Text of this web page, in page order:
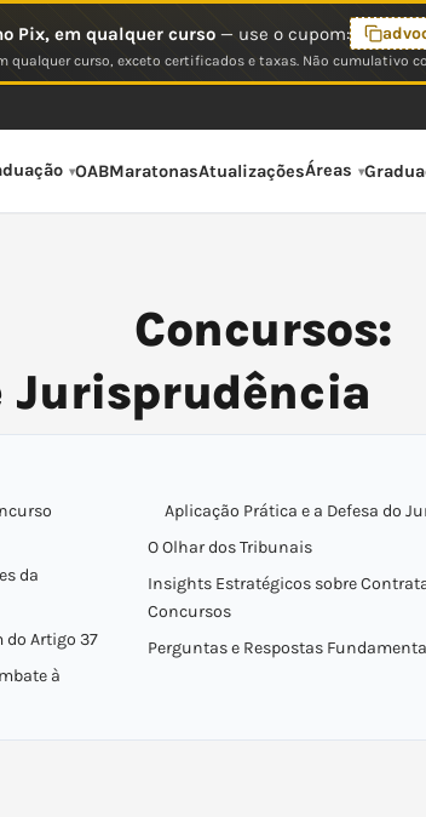
Pix, em qualquer curso— use o cupom:
qualquer curso, exceto certificados e taxas. Não cumulativo
OABMaratonasAtualizaçõesÁreas
Jurisprudência
da
do Artigo 37
à
Aplicação Prática e a Defesa do
O Olhar dos Tribunais
Insights Estratégicos sobre
Concursos
Perguntas e Respostas